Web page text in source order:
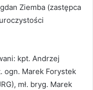
Ziemba (zastępca
kpt. Andrzej
ogn. Marek Forystek
mł. bryg. Marek